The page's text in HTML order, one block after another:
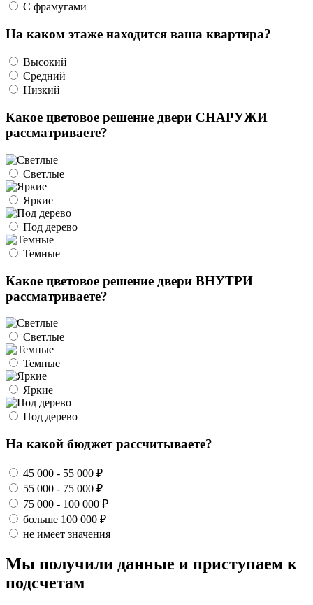
С фрамугами
На каком этаже находится ваша квартира?
Высокий
Средний
Низкий
Какое цветовое решение двери СНАРУЖИ
рассматриваете?
Светлые
Яркие
Под дерево
Темные
Какое цветовое решение двери ВНУТРИ
рассматриваете?
Светлые
Темные
Яркие
Под дерево
На какой бюджет рассчитываете?
45 000 - 55 000 ₽
55 000 - 75 000 ₽
75 000 - 100 000 ₽
больше 100 000 ₽
не имеет значения
Мы получили данные и приступаем к
подсчетам